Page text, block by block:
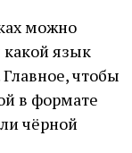
можно
какой язык
чтобы
в формате
чёрной